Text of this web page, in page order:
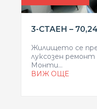
3-СТАЕН –
Жилището се
луксозен ремонт
Монти...
ВИЖ ОЩЕ